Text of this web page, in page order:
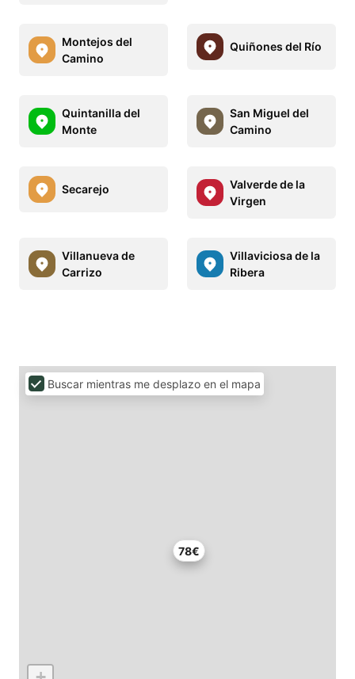
Montejos del
Camino
Quiñones del Río
Quintanilla del
Monte
San Miguel del
Camino
Secarejo
Valverde de la
Virgen
Villanueva de
Carrizo
Villaviciosa de la
Ribera
78€
Buscar mientras me desplazo en el mapa